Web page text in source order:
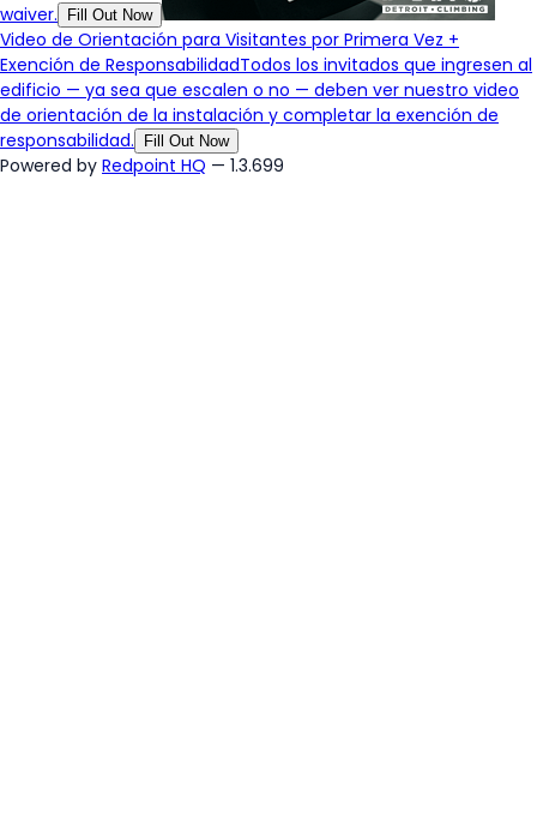
waiver. Fill Out Now
Video de Orientación para Visitantes por Primera Vez +
Exención de ResponsabilidadTodos los invitados que ingresen al
edificio — ya sea que escalen o no — deben ver nuestro video
de orientación de la instalación y completar la exención de
responsabilidad.
Fill Out Now
Powered by Redpoint HQ — 1.3.699